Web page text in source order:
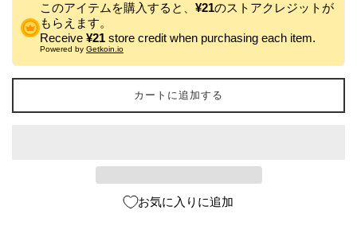
このアイテムを購入すると、 ¥21のストアクレジットが
もらえます。
Receive ¥21 store credit when purchasing each item.
Powered by Getkoin.io
カートに追加する
お気に入りに追加